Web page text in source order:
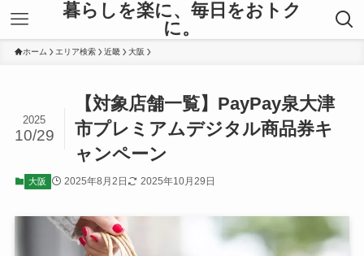
暮らしを楽に、毎日をおトク
に。
ホーム エリア検索 近畿 大阪
【対象店舗一覧】PayPay泉大津
市プレミアムデジタル商品券キ
ャンペーン
2025
10/29
大阪 2025年8月2日 2025年10月29日